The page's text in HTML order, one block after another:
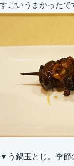
すごいうまかったで
▼う鍋玉とじ。季節